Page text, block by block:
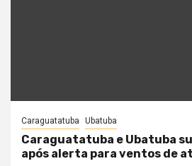
Caraguatatuba Ubatuba
Caraguatatuba e Ubatuba
após alerta para ventos de